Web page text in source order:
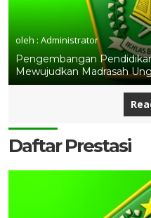
oleh : Administrator
Pengembangan
Mewujudkan Madrasah
Daftar Prestasi